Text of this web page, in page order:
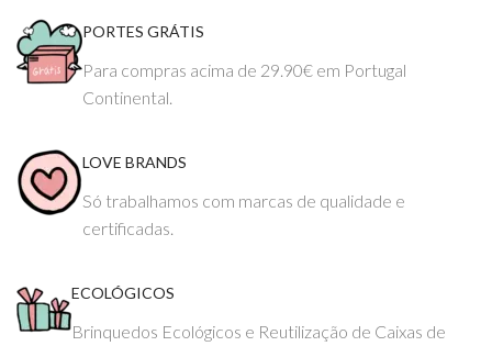
PORTES GRÁTIS
Para compras acima de 29.90€ em Portugal
Continental.
LOVE BRANDS
Só trabalhamos com marcas de qualidade e
certificadas.
ECOLÓGICOS
Brinquedos Ecológicos e Reutilização de Caixas de